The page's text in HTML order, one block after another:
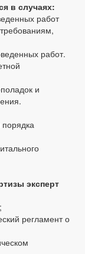
в случаях:
работ
работ.
и
эксперт
регламент о